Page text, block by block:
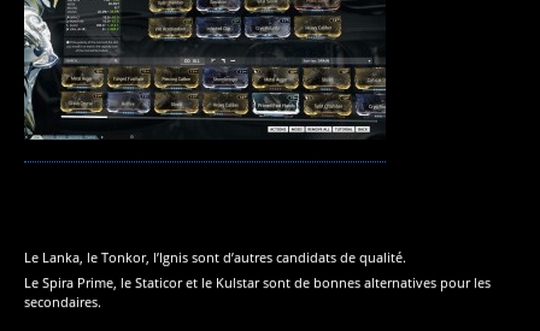
Le Lanka, le Tonkor, l’Ignis sont d’autres candidats de qualité.
Le Spira Prime, le Staticor et le Kulstar sont de bonnes alternatives pour les
secondaires.